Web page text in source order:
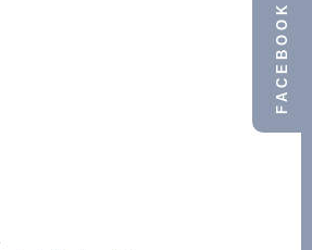
FACEBOOK